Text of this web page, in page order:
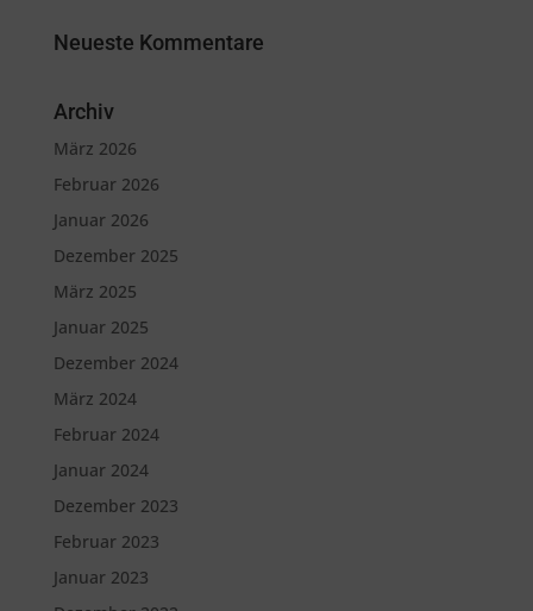
Neueste Kommentare
Archiv
März 2026
Februar 2026
Januar 2026
Dezember 2025
März 2025
Januar 2025
Dezember 2024
März 2024
Februar 2024
Januar 2024
Dezember 2023
Februar 2023
Januar 2023